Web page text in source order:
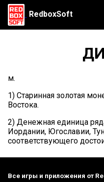
RedboxSoft
м.
1) Старинная золотая
Востока.
2) Денежная единица
Иордании, Югославии,
соответствующего
Все игры и приложения от